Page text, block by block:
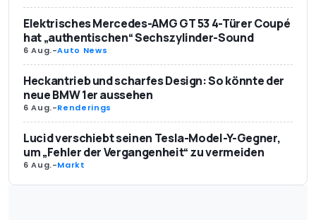
Elektrisches Mercedes-AMG GT 53 4-Türer Coupé
hat „authentischen“ Sechszylinder-Sound
6 Aug.-Auto News
Heckantrieb und scharfes Design: So könnte der
neue BMW 1er aussehen
6 Aug.-Renderings
Lucid verschiebt seinen Tesla-Model-Y-Gegner,
um „Fehler der Vergangenheit“ zu vermeiden
6 Aug.-Markt